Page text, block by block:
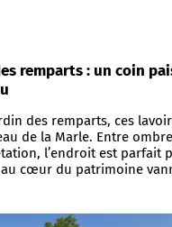
remparts : un coin
des remparts, ces
de la Marle. Entre
l’endroit est parfait
au cœur du patrimoine